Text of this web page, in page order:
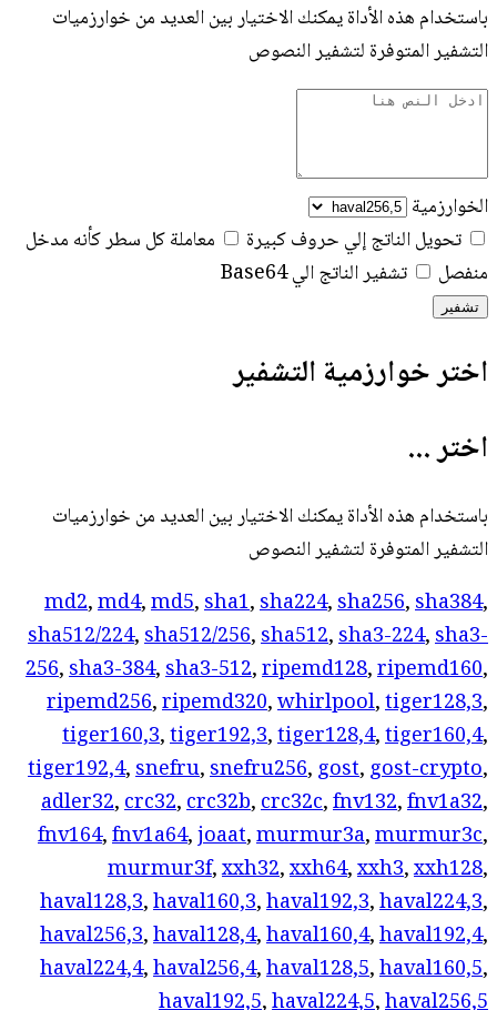
باستخدام هذه الأداة يمكنك الاختيار بين العديد من خوارزميات
التشفير المتوفرة لتشفير النصوص
الخوارزمية
تحويل الناتج إلي حروف كبيرة
معاملة كل سطر كأنه مدخل
منفصل
تشفير الناتج الي Base64
تشفير
اختر خوارزمية التشفير
اختر ...
باستخدام هذه الأداة يمكنك الاختيار بين العديد من خوارزميات
التشفير المتوفرة لتشفير النصوص
md2,md4,md5,sha1,sha224,sha256,sha384,
sha512/224,sha512/256,sha512,sha3-224,sha3-
256,sha3-384,sha3-512,ripemd128,ripemd160,
ripemd256,ripemd320,whirlpool,tiger128,3,
tiger160,3,tiger192,3,tiger128,4,tiger160,4,
tiger192,4,snefru,snefru256, gost, gost-crypto,
adler32,crc32,crc32b,crc32c,fnv132,fnv1a32,
fnv164,fnv1a64,joaat,murmur3a,murmur3c,
murmur3f,xxh32,xxh64,xxh3,xxh128,
haval128,3,haval160,3,haval192,3,haval224,3,
haval256,3,haval128,4,haval160,4,haval192,4,
haval224,4,haval256,4,haval128,5,haval160,5,
haval192,5,haval224,5,haval256,5